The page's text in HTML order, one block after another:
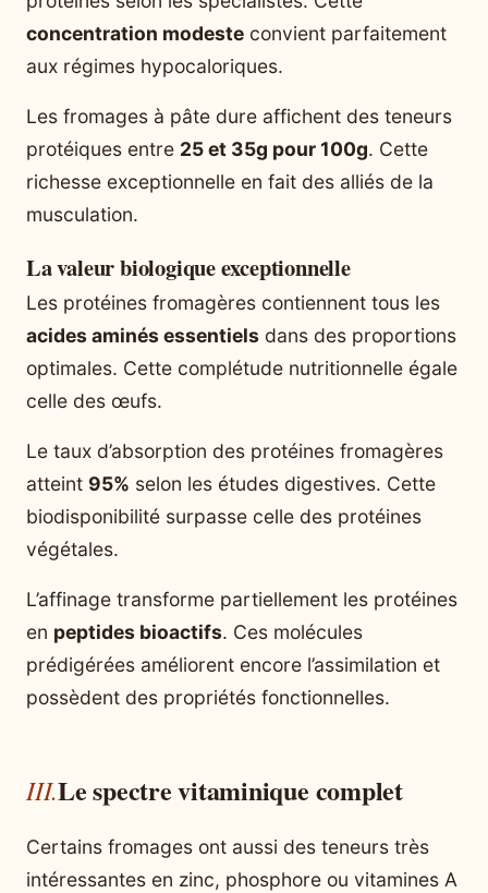
concentration modeste convient parfaitement
aux régimes hypocaloriques.
Les fromages à pâte dure affichent des teneurs
protéiques entre 25 et 35g pour 100g. Cette
richesse exceptionnelle en fait des alliés de la
musculation.
La valeur biologique exceptionnelle
Les protéines fromagères contiennent tous les
acides aminés essentiels dans des proportions
optimales. Cette complétude nutritionnelle égale
celle des œufs.
Le taux d’absorption des protéines fromagères
atteint 95% selon les études digestives. Cette
biodisponibilité surpasse celle des protéines
végétales.
L’affinage transforme partiellement les protéines
en peptides bioactifs. Ces molécules
prédigérées améliorent encore l’assimilation et
possèdent des propriétés fonctionnelles.
Le spectre vitaminique complet
Certains fromages ont aussi des teneurs très
intéressantes en zinc, phosphore ou vitamines A